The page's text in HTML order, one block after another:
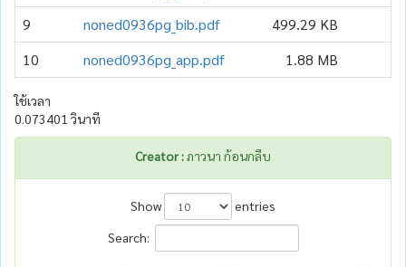
9
noned0936pg_bib.pdf
499.29 KB
10
noned0936pg_app.pdf 1.88 MB
ใช้เวลา
0.073401 วินาที
Creator :ภาวนา ก้อนกลีบ
Show
entries
Search: